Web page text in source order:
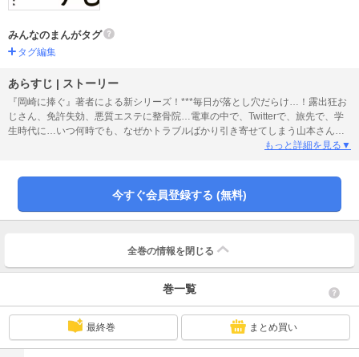
みんなのまんがタグ
タグ編集
あらすじ | ストーリー
『岡崎に捧ぐ』著者による新シリーズ！***毎日が落とし穴だらけ…！露出狂お
じさん、免許失効、悪質エステに整骨院…電車の中で、Twitterで、旅先で、学
生時代に…いつ何時でも、なぜかトラブルばかり引き寄せてしまう山本さんの
実録ハプニング・コミックエッセイ!!文春オンライン大人気連載に、 大炎上しもっと詳細を見る▼
今すぐ会員登録する (無料)
全巻の情報を 閉じる
巻一覧
最終巻 まとめ買い